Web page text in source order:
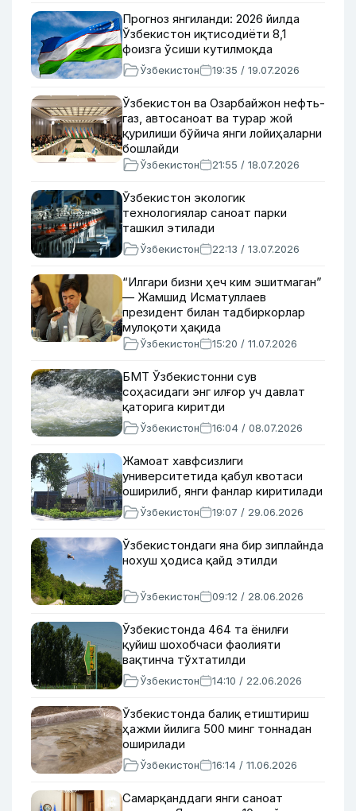
Прогноз янгиланди: 2026 йилда
Ўзбекистон иқтисодиёти 8,1
фоизга ўсиши кутилмоқда
Ўзбекистон 19:35 / 19.07.2026
Ўзбекистон ва Озарбайжон нефть-
газ, автосаноат ва турар жой
қурилиши бўйича янги лойиҳаларни
бошлайди
Ўзбекистон 21:55 / 18.07.2026
Ўзбекистон экологик
технологиялар саноат парки
ташкил этилади
Ўзбекистон 22:13 / 13.07.2026
“Илгари бизни ҳеч ким эшитмаган”
— Жамшид Исматуллаев
президент билан тадбиркорлар
мулоқоти ҳақида
Ўзбекистон 15:20 / 11.07.2026
БМТ Ўзбекистонни сув
соҳасидаги энг илғор уч давлат
қаторига киритди
Ўзбекистон 16:04 / 08.07.2026
Жамоат хавфсизлиги
университетида қабул квотаси
оширилиб, янги фанлар киритилади
Ўзбекистон 19:07 / 29.06.2026
Ўзбекистондаги яна бир зиплайнда
нохуш ҳодиса қайд этилди
Ўзбекистон 09:12 / 28.06.2026
Ўзбекистонда 464 та ёнилғи
қуйиш шохобчаси фаолияти
вақтинча тўхтатилди
Ўзбекистон 14:10 / 22.06.2026
Ўзбекистонда балиқ етиштириш
ҳажми йилига 500 минг тоннадан
оширилади
Ўзбекистон 16:14 / 11.06.2026
Самарқанддаги янги саноат